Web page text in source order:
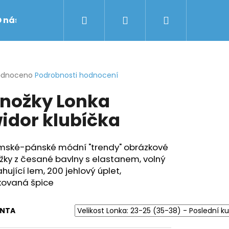
nás Obchodní podmínky Značky
Přihlášení
Podrobnosti hodnocení
Lonka
klubíčka
pánské módní "trendy" obrázkové
z česané bavlny s elastanem, volný
lem, 200 jehlový úplet,
špice